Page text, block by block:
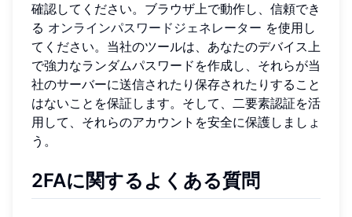
確認してください。ブラウザ上で動作し、信頼でき
る オンラインパスワードジェネレーター を使用し
てください。当社のツールは、あなたのデバイス上
で強力なランダムパスワードを作成し、それらが当
社のサーバーに送信されたり保存されたりすること
はないことを保証します。そして、二要素認証を活
用して、それらのアカウントを安全に保護しましょ
う。
2FAに関するよくある質問